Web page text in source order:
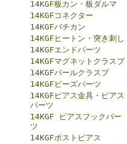
14KGF板カン・板ダルマ
14KGFコネクター
14KGFバチカン
14KGFヒートン・突き刺し
14KGFエンドパーツ
14KGFマグネットクラスプ
14KGFパールクラスプ
14KGFビーズパーツ
14KGFピアス金具・ピアス
パーツ
14KGF ピアスフックパー
ツ
14KGFポストピアス